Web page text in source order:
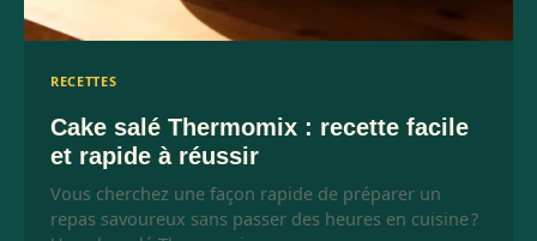
RECETTES
Cake salé Thermomix : recette facile
et rapide à réussir
Vous cherchez une façon rapide de préparer un
repas savoureux sans passer des heures en cuisine ?